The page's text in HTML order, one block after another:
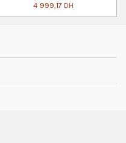
4 999,17 DH